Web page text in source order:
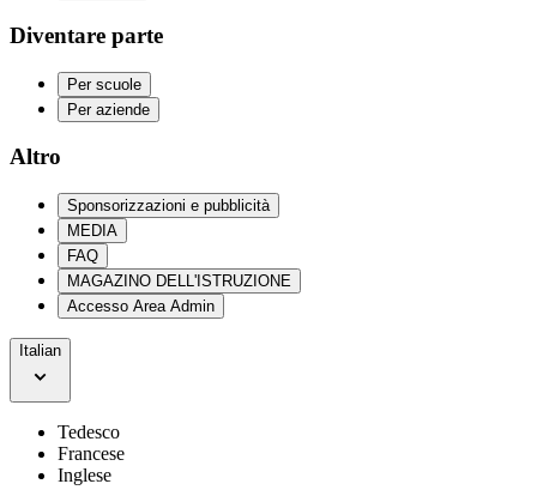
Diventare parte
Per scuole
Per aziende
Altro
Sponsorizzazioni e pubblicità
MEDIA
FAQ
MAGAZINO DELL'ISTRUZIONE
Accesso Area Admin
Italian
Tedesco
Francese
Inglese